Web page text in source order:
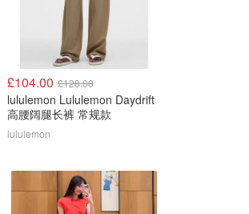
£104.00 £128.00
lululemon Lululemon Daydrift
高腰阔腿长裤 常规款
lululemon